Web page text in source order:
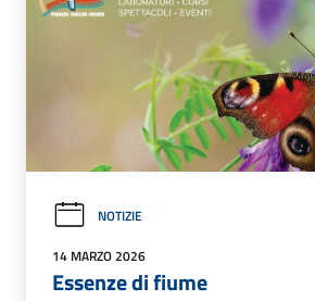
NOTIZIE
14 MARZO 2026
Essenze di fiume